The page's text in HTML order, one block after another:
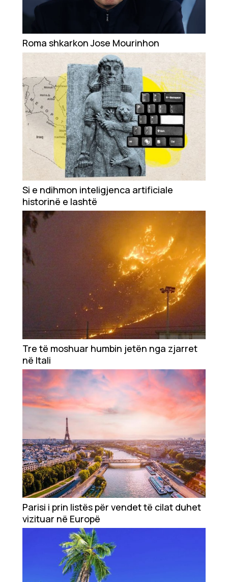
Roma shkarkon Jose Mourinhon
Si e ndihmon inteligjenca artificiale
historinë e lashtë
Tre të moshuar humbin jetën nga zjarret
në Itali
Parisi i prin listës për vendet të cilat duhet
vizituar në Europë